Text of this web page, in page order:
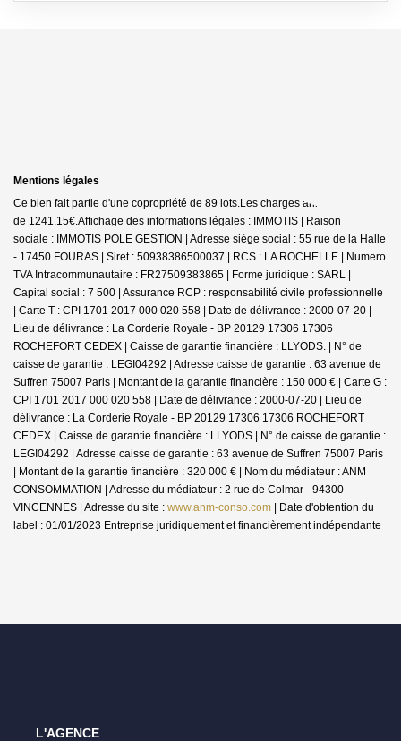
Mentions légales
Ce bien fait partie d'une copropriété de 89 lots.Les charges annuelles sont
de 1241.15€. Affichage des informations légales : IMMOTIS | Raison
sociale : IMMOTIS POLE GESTION | Adresse siège social : 55 rue de la Halle
- 17450 FOURAS | Siret : 50938386500037 | RCS : LA ROCHELLE | Numero
TVA Intracommunautaire : FR27509383865 | Forme juridique : SARL |
Capital social : 7 500 | Assurance RCP : responsabilité civile professionnelle
| Carte T : CPI 1701 2017 000 020 558 | Date de délivrance : 2000-07-20 |
Lieu de délivrance : La Corderie Royale - BP 20129 17306 17306
ROCHEFORT CEDEX | Caisse de garantie financière : LLYODS. | N° de
caisse de garantie : LEGI04292 | Adresse caisse de garantie : 63 avenue de
Suffren 75007 Paris | Montant de la garantie financière : 150 000 € | Carte G :
CPI 1701 2017 000 020 558 | Date de délivrance : 2000-07-20 | Lieu de
délivrance : La Corderie Royale - BP 20129 17306 17306 ROCHEFORT
CEDEX | Caisse de garantie financière : LLYODS | N° de caisse de garantie :
LEGI04292 | Adresse caisse de garantie : 63 avenue de Suffren 75007 Paris
| Montant de la garantie financière : 320 000 € | Nom du médiateur : ANM
CONSOMMATION | Adresse du médiateur : 2 rue de Colmar - 94300
VINCENNES | Adresse du site : www.anm-conso.com | Date d'obtention du
label : 01/01/2023 Entreprise juridiquement et financièrement indépendante
L'AGENCE